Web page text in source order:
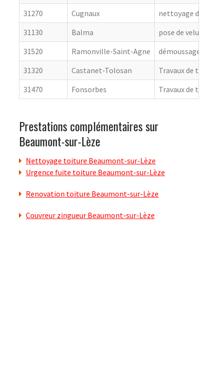
31270
Cugnaux
nettoyage de
31130
Balma
pose de velux
31520
Ramonville-Saint-Agne
démoussage de
31320
Castanet-Tolosan
Travaux de
31470
Fonsorbes Travaux de
Prestations complémentaires sur
Beaumont-sur-Lèze
Nettoyage toiture Beaumont-sur-Lèze
Urgence fuite toiture Beaumont-sur-Lèze
Renovation toiture Beaumont-sur-Lèze
Couvreur zingueur Beaumont-sur-Lèze